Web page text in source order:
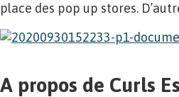
place des pop up stores.
A propos de Curls